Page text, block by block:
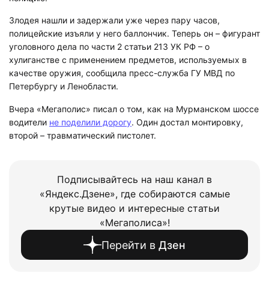
Злодея нашли и задержали уже через пару часов,
полицейские изъяли у него баллончик. Теперь он – фигурант
уголовного дела по части 2 статьи 213 УК РФ – о
хулиганстве с применением предметов, используемых в
качестве оружия, сообщила пресс-служба ГУ МВД по
Петербургу и Ленобласти.
Вчера «Мегаполис» писал о том, как на Мурманском шоссе
водители не поделили дорогу. Один достал монтировку,
второй – травматический пистолет.
Подписывайтесь на наш канал в
«Яндекс.Дзене», где собираются самые
крутые видео и интересные статьи
«Мегаполиса»!
Перейти в Дзен